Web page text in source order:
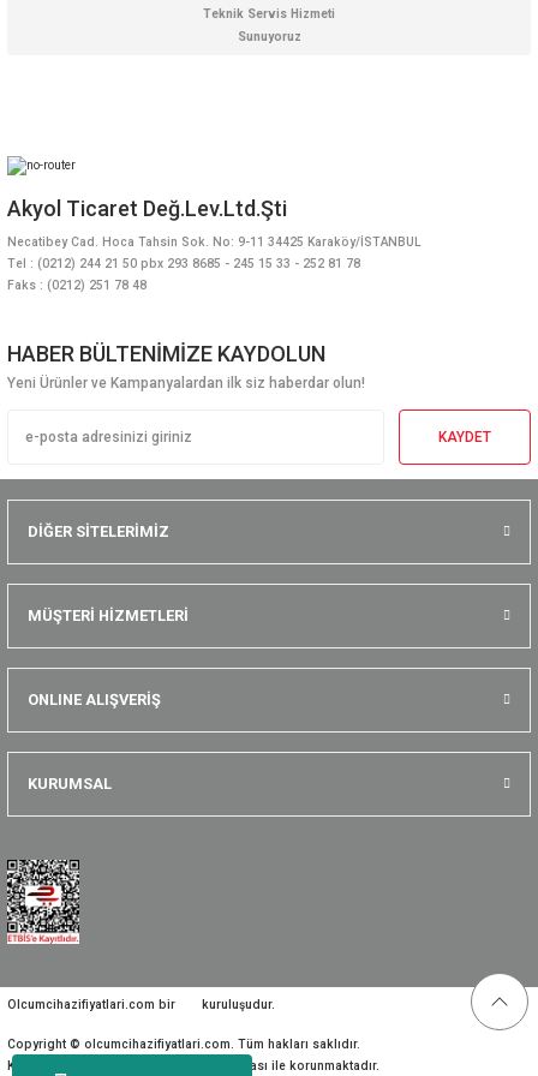
Teknik Servis Hizmeti
Sunuyoruz
Akyol Ticaret Değ.Lev.Ltd.Şti
Necatibey Cad. Hoca Tahsin Sok. No: 9-11 34425 Karaköy/İSTANBUL
Tel : (0212) 244 21 50 pbx 293 8685 - 245 15 33 - 252 81 78
Faks : (0212) 251 78 48
HABER BÜLTENİMİZE KAYDOLUN
Yeni Ürünler ve Kampanyalardan ilk siz haberdar olun!
KAYDET
DİĞER SİTELERİMİZ
MÜŞTERİ HİZMETLERİ
ONLINE ALIŞVERİŞ
KURUMSAL
Olcumcihazifiyatlari.com bir kuruluşudur.
Copyright © olcumcihazifiyatlari.com. Tüm hakları saklıdır.
Kredi kartı bilgileriniz 256bit SSL sertifikası ile korunmaktadır.